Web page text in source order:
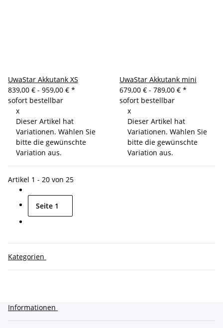
UwaStar Akkutank XS
839,00 € - 959,00 € *
sofort bestellbar
x
Dieser Artikel hat
Variationen. Wählen Sie
bitte die gewünschte
Variation aus.
UwaStar Akkutank mini
679,00 € - 789,00 € *
sofort bestellbar
x
Dieser Artikel hat
Variationen. Wählen Sie
bitte die gewünschte
Variation aus.
Artikel 1 - 20 von 25
Seite 1
Kategorien
Informationen